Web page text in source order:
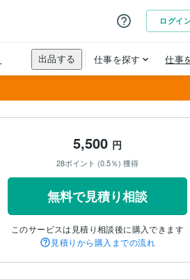
5,500 円
28ポイント (0.5％) 獲得
無料で見積り相談
このサービスは見積り相談後に購入できます
見積りから購入までの流れ